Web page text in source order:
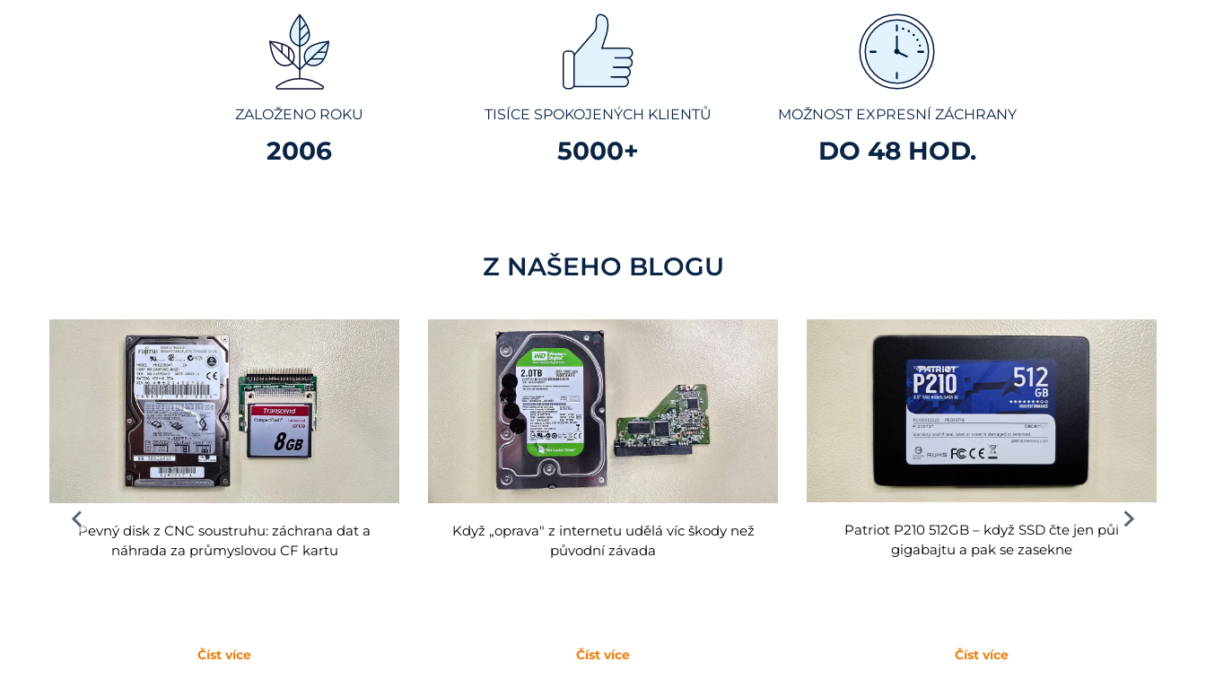
ZALOŽENO ROKU
2006
TISÍCE SPOKOJENÝCH KLIENTŮ
5000+
MOŽNOST EXPRESNÍ ZÁCHRANY
DO 48 HOD.
Z NAŠEHO BLOGU
Pevný disk z CNC soustruhu: záchrana dat a
náhrada za průmyslovou CF kartu
Číst více
Když „oprava" z internetu udělá víc škody než
původní závada
Číst více
Patriot P210 512GB – když SSD čte jen půl
gigabajtu a pak se zasekne
Číst více